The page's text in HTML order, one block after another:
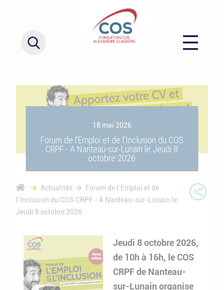
18 mai 2026
Forum de l’Emploi et de l’Inclusion du COS
CRPF - A Nanteau-sur-Lunain le Jeudi 8
octobre 2026
Actualités
Forum de l’Emploi et de
l’Inclusion du COS CRPF - A Nanteau-sur-Lunain le
Jeudi 8 octobre 2026
Jeudi 8 octobre 2026,
de 10h à 16h, le COS
CRPF de Nanteau-
sur-Lunain organise